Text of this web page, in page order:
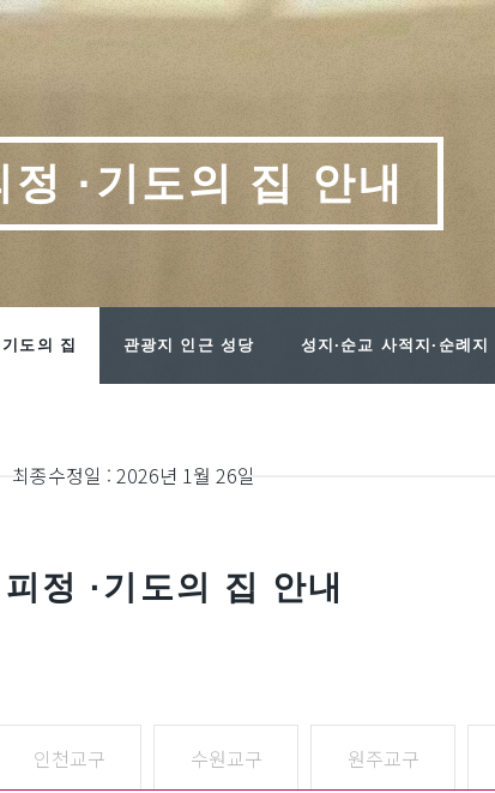
정 ·기도의 집 안내
기도의 집 관광지 인근 성당 성지·순교 사적지·순례지
최종수정일 : 2026년 1월 26일
정 ·기도의 집 안내
인천교구 수원교구 원주교구